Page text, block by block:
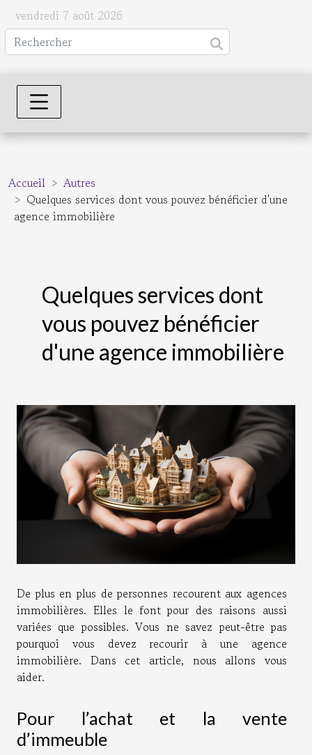
vendredi 7 août 2026
Accueil
Autres
Quelques services dont vous pouvez bénéficier d'une
agence immobilière
Quelques services dont
vous pouvez bénéficier
d'une agence immobilière
De plus en plus de personnes recourent aux agences
immobilières. Elles le font pour des raisons aussi
variées que possibles. Vous ne savez peut-être pas
pourquoi vous devez recourir à une agence
immobilière. Dans cet article, nous allons vous
aider.
Pour l’achat et la vente
d’immeuble